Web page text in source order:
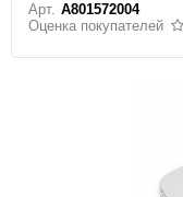
Арт. A801572004
Оценка покупателей